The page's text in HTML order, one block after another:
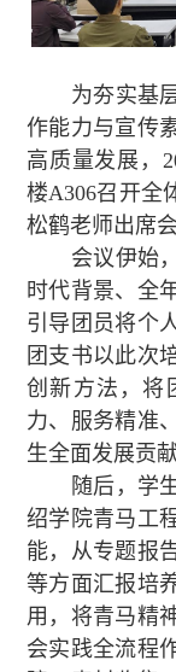
为夯实基
作能力与宣传
高质量发展，
楼A306召开全
松鹤老师出席
会议伊始
时代背景、全
引导团员将个
团支书以此次
创新方法，将
力、服务精准
生全面发展贡
随后，学
绍学院青马工
能，从专题报
等方面汇报培
用，将青马精
会实践全流程